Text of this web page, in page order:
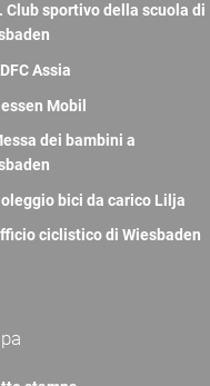
Club sportivo della scuola di
Assia
Mobil
dei bambini a
bici da carico Lilja
ciclistico di Wiesbaden